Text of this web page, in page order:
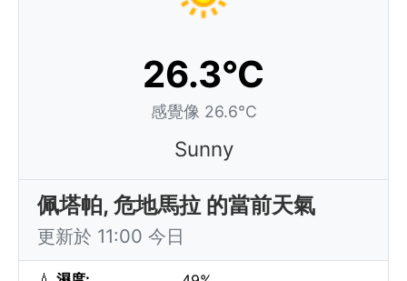
26.3°C
感覺像 26.6°C
Sunny
佩塔帕, 危地馬拉 的當前天氣
更新於 11:00 今日